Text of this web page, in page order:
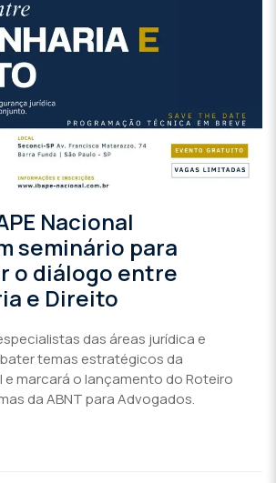
Nacional
seminário para
o diálogo entre
e Direito
das áreas jurídica e
temas estratégicos da
marcará o lançamento do Roteiro
da ABNT para Advogados.